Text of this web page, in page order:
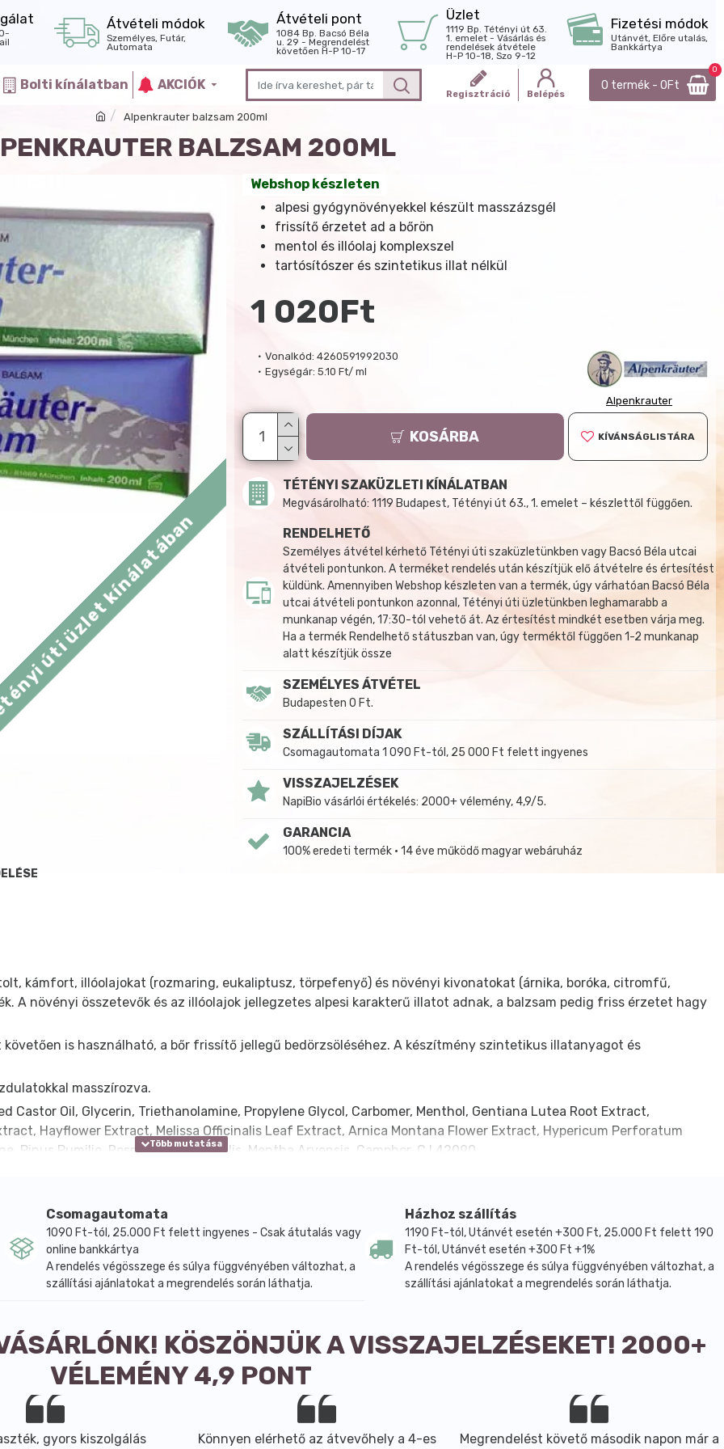
Átvételi módok
Személyes, Futár,
Automata
Átvételi pont
1084 Bp. Bacsó Béla
u. 29 - Megrendelést
követően H-P 10-17
Üzlet
1119 Bp. Tétényi út 63.
1. emelet - Vásárlás és
rendelések átvétele
H-P 10-18, Szo 9-12
Fizetési módok
Utánvét, Előre utalás,
Bankkártya
Bolti kínálatban AKCIÓK
Regisztráció Belépés
0 termék - 0Ft
0
Alpenkrauter balzsam 200ml
BALZSAM 200ML
üzlet kínálatában
Vonalkód: 4260591992030
Egységár: 5.10 Ft/ ml
Alpenkrauter
Webshop készleten
1 020Ft
alpesi gyógynövényekkel készült masszázsgél
frissítő érzetet ad a bőrön
mentol és illóolaj komplexszel
tartósítószer és szintetikus illat nélkül
KOSÁRBA KÍVÁNSÁGLISTÁRA
TÉTÉNYI SZAKÜZLETI KÍNÁLATBAN
Megvásárolható: 1119 Budapest, Tétényi út 63., 1. emelet – készlettől függően.
RENDELHETŐ
Személyes átvétel kérhető Tétényi úti szaküzletünkben vagy Bacsó Béla utcai
átvételi pontunkon. A terméket rendelés után készítjük elő átvételre és értesítést
küldünk. Amennyiben Webshop készleten van a termék, úgy várhatóan Bacsó Béla
utcai átvételi pontunkon azonnal, Tétényi úti üzletünkben leghamarabb a
munkanap végén, 17:30-tól vehető át. Az értesítést mindkét esetben várja meg.
Ha a termék Rendelhető státuszban van, úgy terméktől függően 1-2 munkanap
alatt készítjük össze
SZEMÉLYES ÁTVÉTEL
Budapesten 0 Ft.
SZÁLLÍTÁSI DÍJAK
Csomagautomata 1 090 Ft-tól, 25 000 Ft felett ingyenes
VISSZAJELZÉSEK
NapiBio vásárlói értékelés: 2000+ vélemény, 4,9/5.
GARANCIA
100% eredeti termék • 14 éve működő magyar webáruház
kámfort, illóolajokat (rozmaring, eukaliptusz, törpefenyő) és növényi kivonatokat (árnika, boróka, citromfű,
A növényi összetevők és az illóolajok jellegzetes alpesi karakterű illatot adnak, a balzsam pedig friss érzetet hagy
is használható, a bőr frissítő jellegű bedörzsöléséhez. A készítmény szintetikus illatanyagot és
masszírozva.
Castor Oil, Glycerin, Triethanolamine, Propylene Glycol, Carbomer, Menthol, Gentiana Lutea Root Extract,
Hayflower Extract, Melissa Officinalis Leaf Extract, Arnica Montana Flower Extract, Hypericum Perforatum
Pinus Pumilio, Rosmarinus Officinalis, Mentha Arvensis, Camphor, C.I.42090
Csomagautomata
1090 Ft-tól, 25.000 Ft felett ingyenes - Csak átutalás vagy
online bankkártya
A rendelés végösszege és súlya függvényében változhat, a
szállítási ajánlatokat a megrendelés során láthatja.
Házhoz szállítás
1190 Ft-tól, Utánvét esetén +300 Ft, 25.000 Ft felett 190
Ft-tól, Utánvét esetén +300 Ft +1%
A rendelés végösszege és súlya függvényében változhat, a
szállítási ajánlatokat a megrendelés során láthatja.
KÖSZÖNJÜK A VISSZAJELZÉSEKET! 2000+
VÉLEMÉNY 4,9 PONT
gyors kiszolgálás Könnyen elérhető az átvevőhely a 4-es Megrendelést követő második napon már a